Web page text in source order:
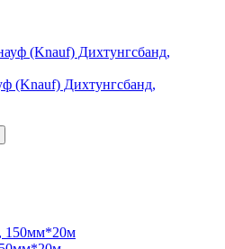
(Knauf) Дихтунгсбанд,